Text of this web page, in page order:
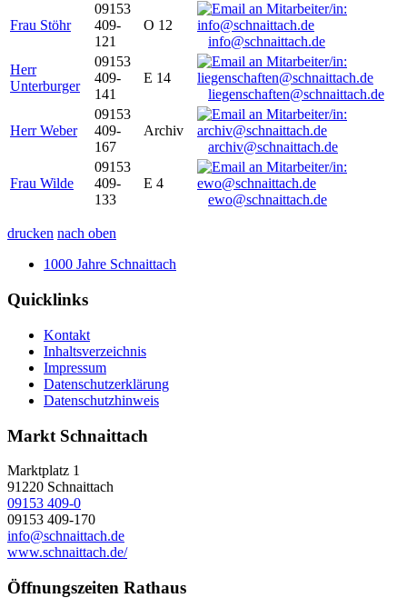
Frau Stöhr
09153
409-
121
O 12
info@schnaittach.de
Herr
Unterburger
09153
409-
141
E 14
liegenschaften@schnaittach.de
Herr Weber
09153
409-
167
Archiv
archiv@schnaittach.de
Frau Wilde
09153
409-
133
E 4
ewo@schnaittach.de
drucken nach oben
1000 Jahre Schnaittach
Quicklinks
Kontakt
Inhaltsverzeichnis
Impressum
Datenschutzerklärung
Datenschutzhinweis
Markt Schnaittach
Marktplatz 1
91220 Schnaittach
09153 409-0
09153 409-170
info@schnaittach.de
www.schnaittach.de/
Öffnungszeiten Rathaus